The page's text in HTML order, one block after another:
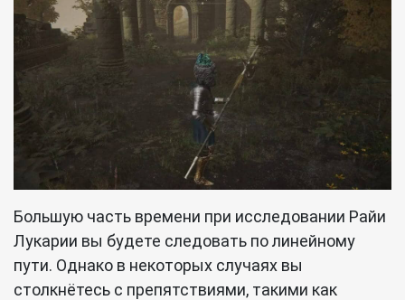
Большую часть времени при исследовании Райи
Лукарии вы будете следовать по линейному
пути. Однако в некоторых случаях вы
столкнётесь с препятствиями, такими как